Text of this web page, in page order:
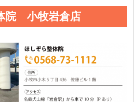
院 小牧岩倉店